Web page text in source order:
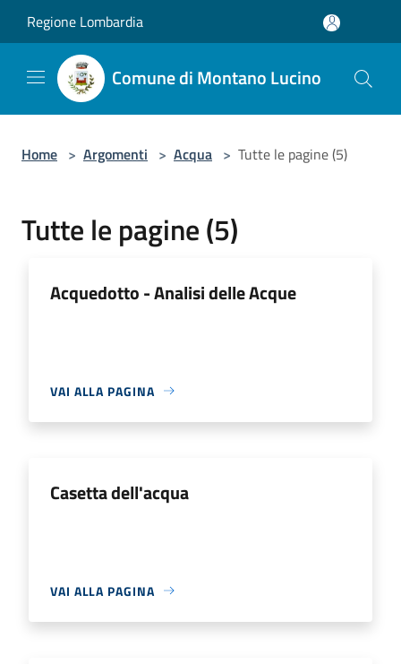
Regione Lombardia
Comune di Montano Lucino
Home > Argomenti > Acqua > Tutte le pagine (5)
Tutte le pagine (5)
Acquedotto - Analisi delle Acque
VAI ALLA PAGINA
Casetta dell'acqua
VAI ALLA PAGINA